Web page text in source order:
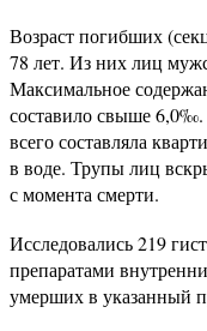
Возраст погибших
78 лет. Из них лиц
Максимальное
составило свыше
всего составляла
в воде. Трупы лиц
с момента смерти.
Исследовались 219
препаратами
умерших в указанный